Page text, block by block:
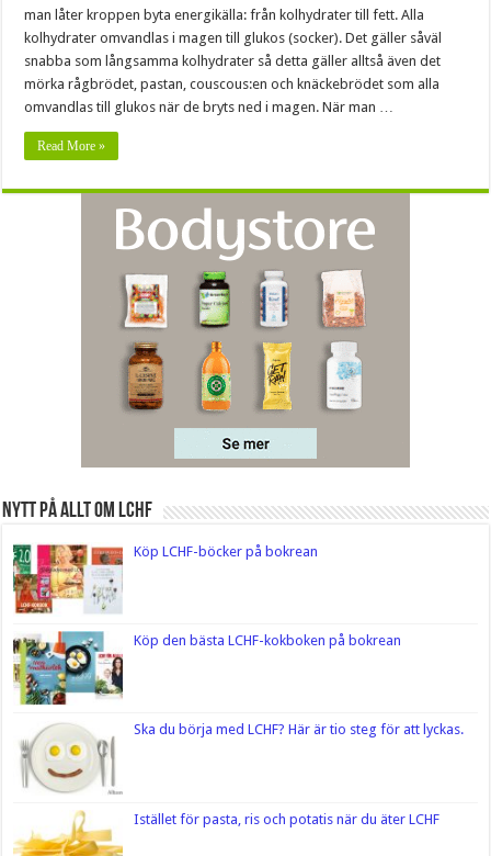
man låter kroppen byta energikälla: från kolhydrater till fett. Alla
kolhydrater omvandlas i magen till glukos (socker). Det gäller såväl
snabba som långsamma kolhydrater så detta gäller alltså även det
mörka rågbrödet, pastan, couscous:en och knäckebrödet som alla
omvandlas till glukos när de bryts ned i magen. När man …
Read More »
Nytt på Allt om LCHF
Köp LCHF-böcker på bokrean
Köp den bästa LCHF-kokboken på bokrean
Ska du börja med LCHF? Här är tio steg för att lyckas.
Istället för pasta, ris och potatis när du äter LCHF